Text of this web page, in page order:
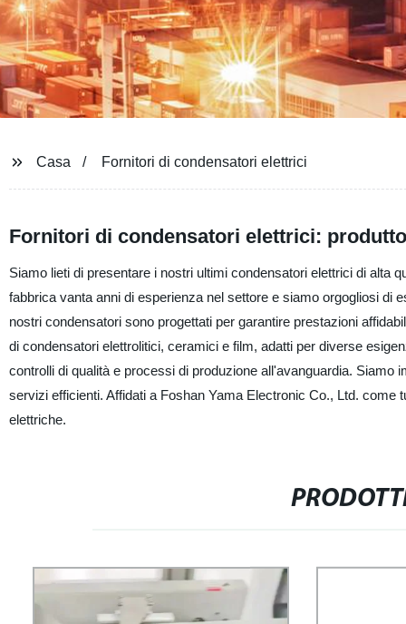
Casa Fornitori di condensatori elettrici
Fornitori di condensatori elettrici:
Siamo lieti di presentare i nostri ultimi condensatori elettrici di alta
fabbrica vanta anni di esperienza nel settore e siamo orgogliosi di
nostri condensatori sono progettati per garantire prestazioni
di condensatori elettrolitici, ceramici e film, adatti per diverse
controlli di qualità e processi di produzione all'avanguardia. Siamo
servizi efficienti. Affidati a Foshan Yama Electronic Co., Ltd.
elettriche.